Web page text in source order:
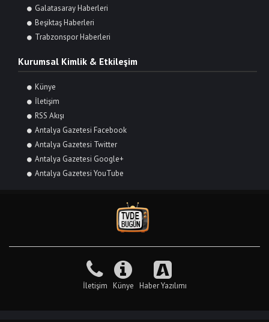
Galatasaray Haberleri
Beşiktaş Haberleri
Trabzonspor Haberleri
Kurumsal Kimlik & Etkileşim
Künye
İletişim
RSS Akışı
Antalya Gazetesi Facebook
Antalya Gazetesi Twitter
Antalya Gazetesi Google+
Antalya Gazetesi YouTube
İletişim Künye Haber Yazılımı